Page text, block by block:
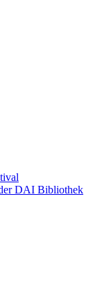
DAI Bibliothek